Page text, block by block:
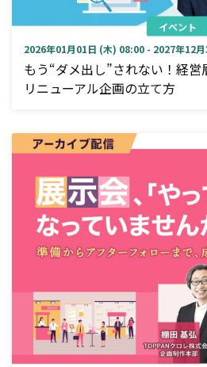
イベント
2026年01月01日 (木) 08:00 - 2027年12
もう“ダメ出し”されない！経
リニューアル企画の立て方